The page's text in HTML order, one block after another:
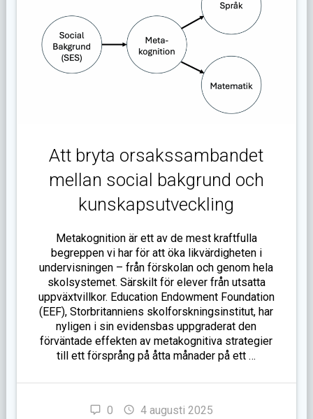
Att bryta orsakssambandet
mellan social bakgrund och
kunskapsutveckling
Metakognition är ett av de mest kraftfulla
begreppen vi har för att öka likvärdigheten i
undervisningen – från förskolan och genom hela
skolsystemet. Särskilt för elever från utsatta
uppväxtvillkor. Education Endowment Foundation
(EEF), Storbritanniens skolforskningsinstitut, har
nyligen i sin evidensbas uppgraderat den
förväntade effekten av metakognitiva strategier
till ett försprång på åtta månader på ett …
0 4 augusti 2025